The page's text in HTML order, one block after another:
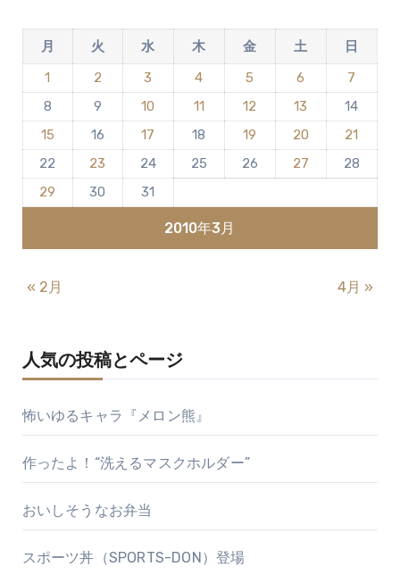
だ
あ
り
せ
ん
2010年3月
月 火 水 木 金 土
日
1
2 3 4 5 6
7
8
9 10 11 12 13
14
15
16 17 18 19 20
21
22
23 24 25 26 27
28
29
30 31
« 2月 4月 »
人気の投稿とページ
怖いゆるキャラ『メロン熊』
作ったよ！“洗えるマスクホルダー”
おいしそうなお弁当
スポーツ丼（SPORTS-DON）登場